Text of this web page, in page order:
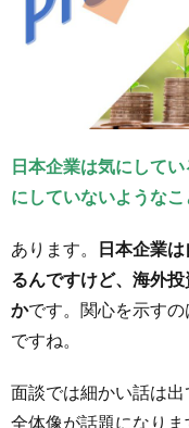
日本企業は気にして
にしていないような
あります。
日本企業
るんですけど、海外
かです。関心を示す
ですね。
面談では細かい話は
全体像が話題になり